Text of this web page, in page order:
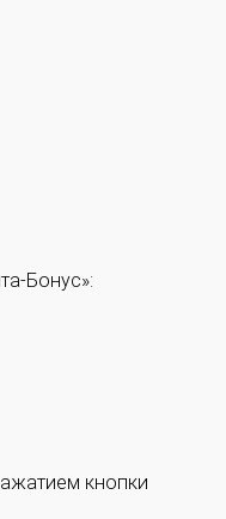
Бонус»:
кнопки